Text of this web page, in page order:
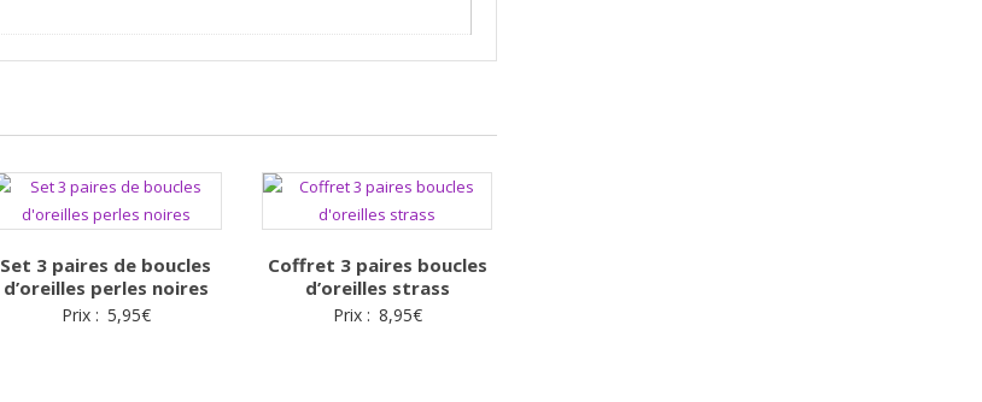
Set 3 paires de boucles
d’oreilles perles noires
Prix : 5,95€
Coffret 3 paires boucles
d’oreilles strass
Prix : 8,95€